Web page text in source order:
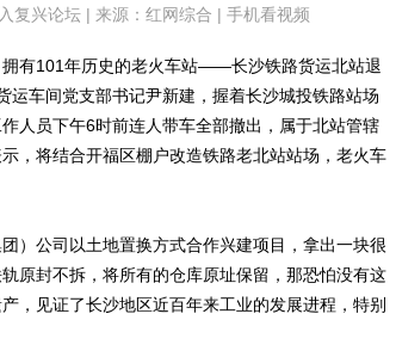
复兴论坛| 来源：红网综合 | 手机看视频
有101年历史的老火车站――长沙铁路货运北站退
车间党支部书记尹新建，握着长沙城投铁路站场
人员下午6时前连人带车全部撤出，属于北站管辖
，将结合开福区棚户改造铁路老北站站场，老火车
公司以土地置换方式合作兴建项目，拿出一块很
原封不拆，将所有的仓库原址保留，那恐怕没有这
，见证了长沙地区近百年来工业的发展进程，特别